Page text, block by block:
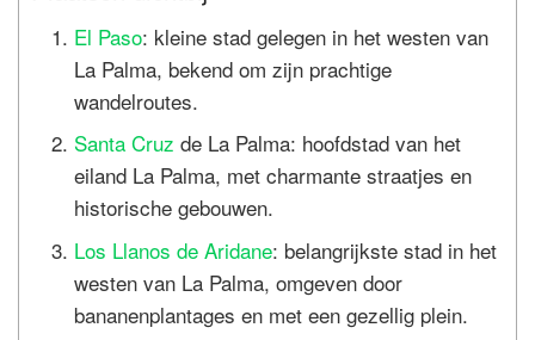
El Paso: kleine stad gelegen in het westen van
La Palma, bekend om zijn prachtige
wandelroutes.
Santa Cruz de La Palma: hoofdstad van het
eiland La Palma, met charmante straatjes en
historische gebouwen.
Los Llanos de Aridane: belangrijkste stad in het
westen van La Palma, omgeven door
bananenplantages en met een gezellig plein.